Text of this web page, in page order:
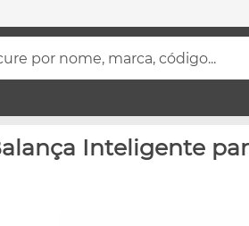
por nome, marca, código...
Inteligente